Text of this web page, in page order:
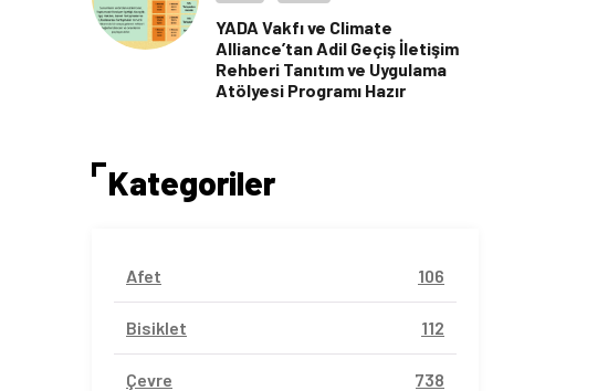
YADA Vakfı ve Climate
Alliance’tan Adil Geçiş İletişim
Rehberi Tanıtım ve Uygulama
Atölyesi Programı Hazır
Kategoriler
Afet 106
Bisiklet 112
Çevre 738